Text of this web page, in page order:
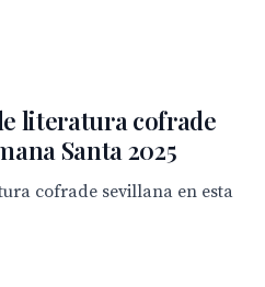
literatura cofrade
Santa 2025
cofrade sevillana en esta